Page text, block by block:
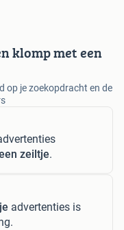
klomp met een
op je zoekopdracht en de
zeiltje.
advertenties is